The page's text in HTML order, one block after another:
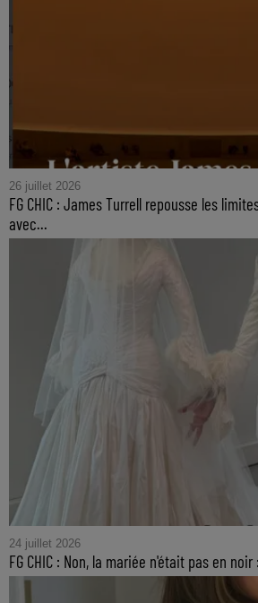
26 juillet 2026
FG CHIC : James Turrell repousse les
avec...
24 juillet 2026
FG CHIC : Non, la mariée n'était pas en